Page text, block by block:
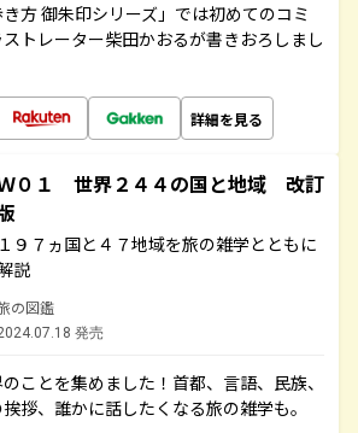
方 御朱印シリーズ」では初めてのコミ
トレーター柴田かおるが書きおろしまし
詳細を見る
０１ 世界２４４の国と地域 改訂
１９７ヵ国と４７地域を旅の雑学とともに
説
の図鑑
発売
ことを集めました！首都、言語、民族、
拶、誰かに話したくなる旅の雑学も。